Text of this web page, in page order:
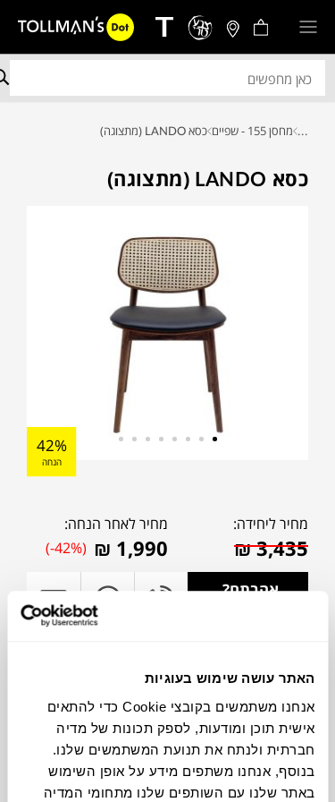
האתר עושה שימוש בעוגיות
אנחנו משתמשים בקובצי Cookie כדי להתאים
אישית תוכן ומודעות, לספק תכונות של מדיה
חברתית ולנתח את תנועת המשתמשים שלנו.
בנוסף, אנחנו משתפים מידע על אופן השימוש
באתר שלנו עם השותפים שלנו מתחומי המדיה
... מחסן 155 - שפיים כסא LANDO (מתצוגה)
כסא LANDO (מתצוגה)
42%
הנחה
מחיר ליחידה:
₪3,435
מחיר לאחר הנחה:
₪ 1,990
(-42%)
אהבתם?
תוכלו למצוא אותי ב:
צבעים